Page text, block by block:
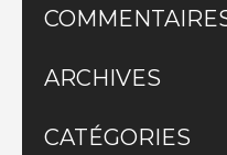
ARCHIVES
CATÉGORIES